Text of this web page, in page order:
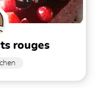
rouges